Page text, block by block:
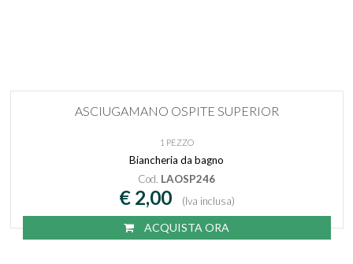
ASCIUGAMANO OSPITE SUPERIOR
1 PEZZO
Biancheria da bagno
Cod. LAOSP246
€ 2,00 (Iva inclusa)
ACQUISTA ORA